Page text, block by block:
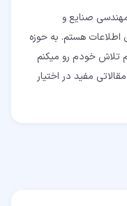
صنایع و
اطلاعات هستم. به حوزه
تلاش خودم رو میکنم
مفید در اختیار